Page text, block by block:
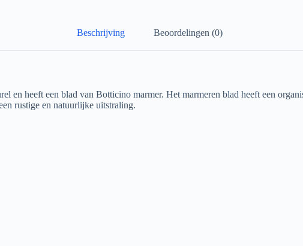
Beschrijving Beoordelingen (0)
en heeft een blad van Botticino marmer. Het marmeren blad heeft een
rustige en natuurlijke uitstraling.